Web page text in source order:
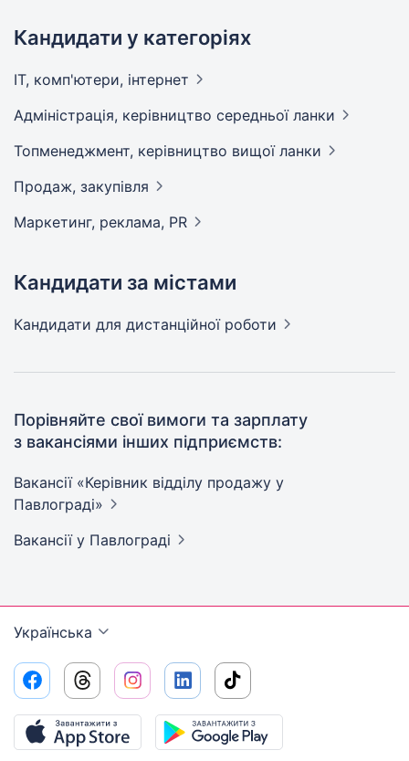
Кандидати у категоріях
IT, комп'ютери, інтернет
Адмiнiстрацiя, керівництво середньої ланки
Топменеджмент, керівництво вищої ланки
Продаж, закупівля
Маркетинг, реклама, PR
Кандидати за містами
Кандидати для дистанційної роботи
Порівняйте свої вимоги та зарплату
з вакансіями інших підприємств:
Вакансії «Керівник відділу продажу у
Павлограді»
Вакансії у Павлограді
Українська